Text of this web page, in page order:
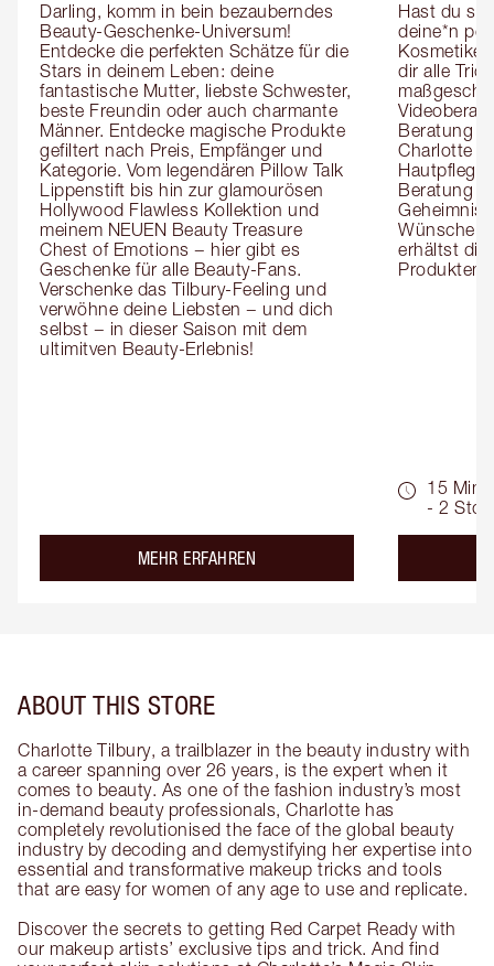
Darling, komm in bein bezauberndes
Beauty-Geschenke-Universum!
Entdecke die perfekten Schätze für die
Stars in deinem Leben: deine
fantastische Mutter, liebste Schwester,
beste Freundin oder auch charmante
Männer. Entdecke magische Produkte
gefiltert nach Preis, Empfänger und
Kategorie. Vom legendären Pillow Talk
Lippenstift bis hin zur glamourösen
Hollywood Flawless Kollektion und
meinem NEUEN Beauty Treasure
Chest of Emotions − hier gibt es
Geschenke für alle Beauty-Fans.
Verschenke das Tilbury-Feeling und
verwöhne deine Liebsten − und dich
selbst − in dieser Saison mit dem
ultimitven Beauty-Erlebnis!
MEHR ERFAHREN
Hast du
deine*n
dir alle
Beratung
Charlotte
Beratung
Wünsche
erhältst die
15 Min.
- 2 Std.
ABOUT THIS STORE
Charlotte Tilbury, a trailblazer in the beauty industry with
a career spanning over 26 years, is the expert when it
comes to beauty. As one of the fashion industry’s most
in-demand beauty professionals, Charlotte has
completely revolutionised the face of the global beauty
industry by decoding and demystifying her expertise into
essential and transformative makeup tricks and tools
that are easy for women of any age to use and replicate.
Discover the secrets to getting Red Carpet Ready with
our makeup artists’ exclusive tips and trick. And find